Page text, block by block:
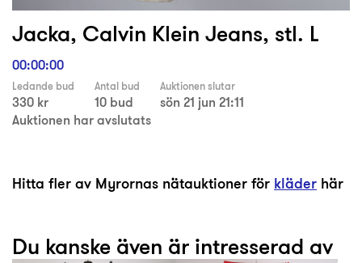
Jacka, Calvin Klein Jeans, stl. L
00:00:00
Ledande bud
330 kr
Antal bud
10 bud
Auktionen slutar
sön 21 jun 21:11
Auktionen har avslutats
Hitta fler av Myrornas nätauktioner för kläder här
Du kanske även är intresserad av